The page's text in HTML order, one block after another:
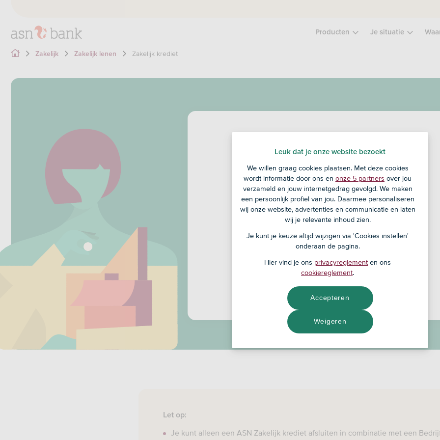
Producten Je situatie
Zakelijk Zakelijk lenen Zakelijk krediet
ASN Zakelijk Krediet
Extra geld achter de hand tot € 150.000
voor je bedrijf
Is je krediet goedgekeurd? Dan kun je dit
binnen enkele werkdagen al gebruiken
wilt
Maak een afspraak
Bekijk de voorwaarden
Let op:
Je kunt alleen een ASN Zakelijk krediet afsluiten in combinatie met een
Leuk dat je onze website bezoekt
We willen graag cookies plaatsen. Met deze cookies
wordt informatie door ons en onze 5 partners over jou
verzameld en jouw internetgedrag gevolgd. We maken
een persoonlijk profiel van jou. Daarmee personaliseren
wij onze website, advertenties en communicatie en laten
wij je relevante inhoud zien.
Je kunt je keuze altijd wijzigen via 'Cookies instellen'
onderaan de pagina.
Hier vind je ons privacyreglement en ons
cookiereglement.
Weigeren
Accepteren